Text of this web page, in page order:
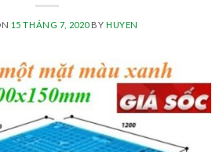
15 THÁNG 7, 2020BY HUYEN